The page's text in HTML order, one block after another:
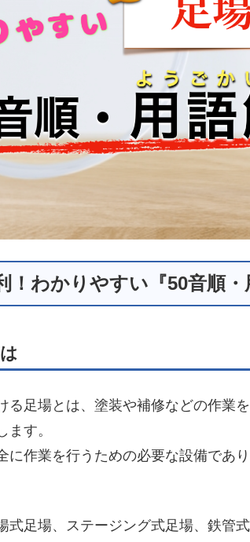
！わかりやすい『50音順・
る足場とは、塗装や補修などの作業
ます。
に作業を行うための必要な設備であ
式足場、ステージング式足場、鉄管